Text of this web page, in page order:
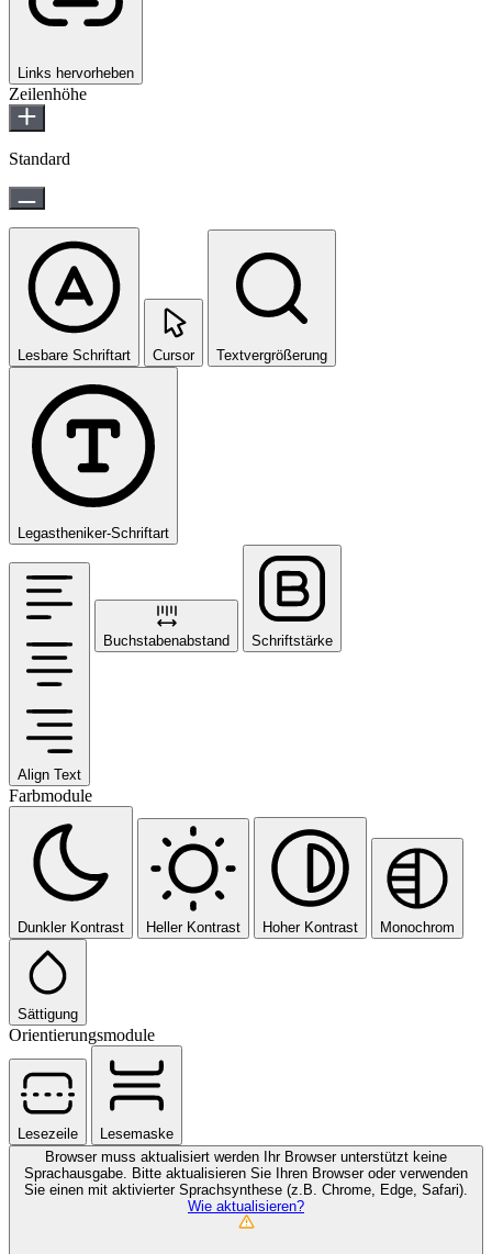
Links hervorheben
Zeilenhöhe
Standard
Lesbare Schriftart Cursor Textvergrößerung
Legastheniker-Schriftart
Align Text
Buchstabenabstand Schriftstärke
Farbmodule
Dunkler Kontrast Heller Kontrast Hoher Kontrast Monochrom
Sättigung
Orientierungsmodule
Lesezeile
Lesemaske
Browser muss aktualisiert werden
Ihr Browser unterstützt keine
Sprachausgabe. Bitte aktualisieren Sie Ihren Browser oder verwenden
Sie einen mit aktivierter Sprachsynthese (z.B. Chrome, Edge, Safari).
Wie aktualisieren?